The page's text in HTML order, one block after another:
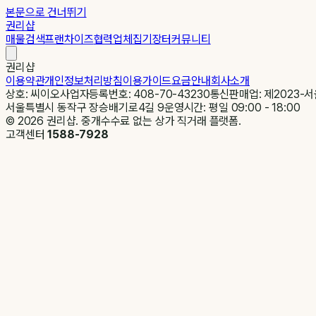
본문으로 건너뛰기
권리샵
매물검색프랜차이즈협력업체집기장터커뮤니티
권리샵
이용약관개인정보처리방침이용가이드요금안내회사소개
상호: 씨이오사업자등록번호: 408-70-43230통신판매업: 제2023-
서울특별시 동작구 장승배기로4길 9운영시간: 평일 09:00 - 18:00
© 2026 권리샵. 중개수수료 없는 상가 직거래 플랫폼.
고객센터1588-7928